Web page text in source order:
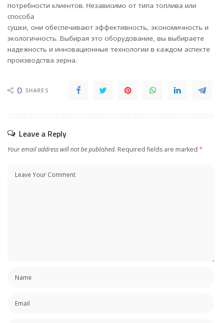
потребности клиентов. Независимо от типа топлива или
способа
сушки, они обеспечивают эффективность, экономичность и
экологичность. Выбирая это оборудование, вы выбираете
надежность и инновационные технологии в каждом аспекте
производства зерна.
0 SHARES
Leave a Reply
Your email address will not be published. Required fields are marked *